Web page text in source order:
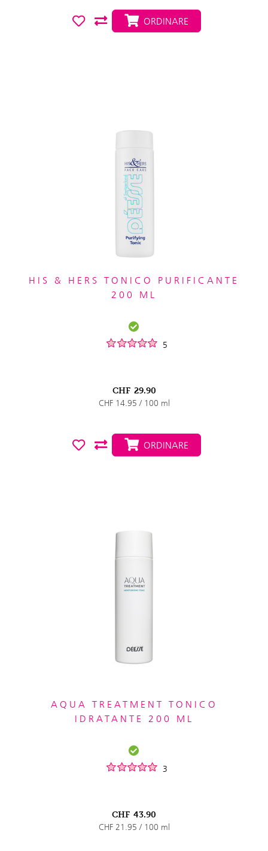
ORDINARE
HIS & HERS TONICO PURIFICANTE
200 ML
5
CHF 29.90
CHF 14.95 / 100 ml
ORDINARE
AQUA TREATMENT TONICO
IDRATANTE 200 ML
3
CHF 43.90
CHF 21.95 / 100 ml